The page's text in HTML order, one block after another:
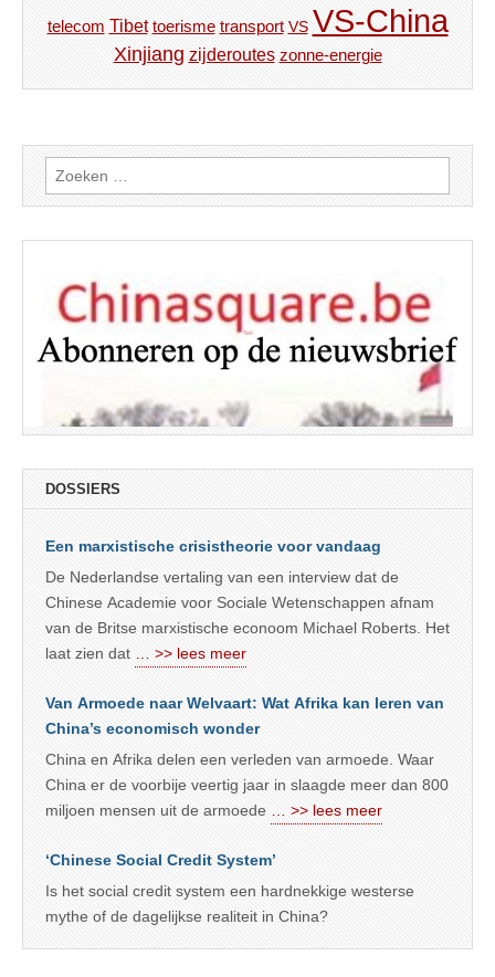
telecom Tibet toerisme transport VS VS-China
Xinjiang zijderoutes zonne-energie
Zoeken
naar:
DOSSIERS
Een marxistische crisistheorie voor vandaag
De Nederlandse vertaling van een interview dat de
Chinese Academie voor Sociale Wetenschappen afnam
van de Britse marxistische econoom Michael Roberts. Het
laat zien dat
… >> lees meer
Van Armoede naar Welvaart: Wat Afrika kan leren van
China’s economisch wonder
China en Afrika delen een verleden van armoede. Waar
China er de voorbije veertig jaar in slaagde meer dan 800
miljoen mensen uit de armoede
… >> lees meer
‘Chinese Social Credit System’
Is het social credit system een hardnekkige westerse
mythe of de dagelijkse realiteit in China?